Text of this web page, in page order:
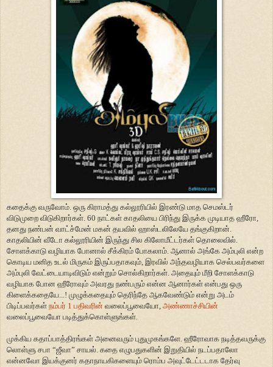
கதைக்கு வருவோம். ஒரு கிராமத்து கல்லூரியில் இரண்டு மாத செமஸ்டர்
விடுமுறை விடுகிறார்கள். 60 நாட்கள் காதலியை பிரிந்து இருக்க முடியாத ஹீரோ,
தனது நண்பன் வாட்ச்மேன் மகன் தயவில் ஹாஸ்டலிலேயே தங்குகிறான்.
காதலியின் வீடோ கல்லூரியின் இருந்து சில கிலோமீட்டர்கள் தொலைவில்.
சோளக்காடு வழியாக போனால் சீக்கிரம் போகலாம். ஆனால் அங்கே அம்புலி என்ற
கொடிய மனித உடல் மிருகம் இருப்பதாகவும், இரவில் அந்தவழியாக செல்பவர்களை
அம்புலி வேட்டையாடிவிடும் என்றும் சொல்கிறார்கள். அதையும் மீறி சோளக்காடு
வழியாக போன ஹீரோவும் அவரது நண்பரும் என்ன ஆனார்கள் என்பது ஒரு
கிளைக்கதையே...! முழுக்கதையும் தெரிந்தே ஆகவேண்டும் என்று அடம்
பிடிப்பவர்கள் நம்பர் 1 பதிவரின் வலைப்பூவையோ, அண்ணாச்சியின்
வலைப்பூவையோ படித்துக்கொள்ளுங்கள்.
முக்கிய கதாப்பாத்திரங்கள் அனைவரும் புதுமுகங்களே. ஹீரோவாக நடித்தவருக்கு
லொள்ளு சபா “ஜீவா” சாயல். கதை எழுபதுகளின் இறுதியில் நடப்பதாலோ
என்னவோ இயக்குனர் கதாநாயகிகளையும் ரொம்ப அவுட்டேட்டடாக தேர்வு